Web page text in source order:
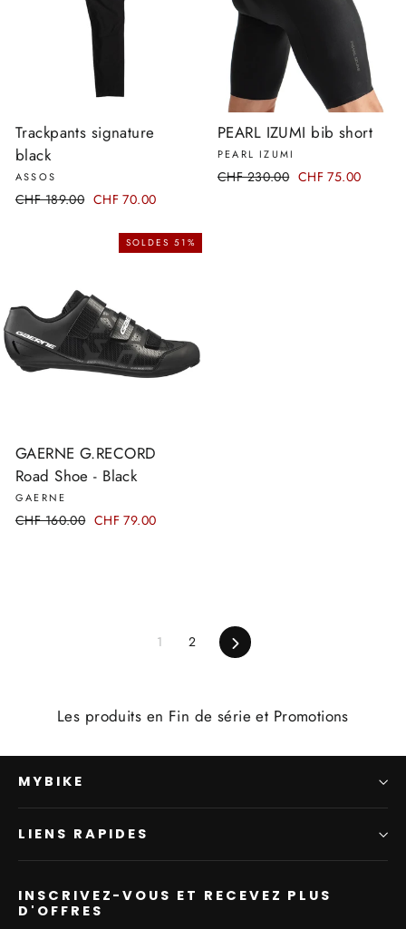
Trackpants signature
black
ASSOS
Prix
CHF 189.00 Prix
CHF 70.00
PEARL IZUMI bib short
PEARL IZUMI
Prix
CHF 230.00 Prix
CHF 75.00
SOLDES 51%
GAERNE G.RECORD
Road Shoe - Black
GAERNE
Prix
CHF 160.00 Prix
CHF 79.00
1 2 Suivant
Les produits en Fin de série et Promotions
MYBIKE
LIENS RAPIDES
INSCRIVEZ-VOUS ET RECEVEZ PLUS
D'OFFRES